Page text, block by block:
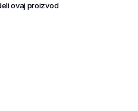
ovaj proizvod